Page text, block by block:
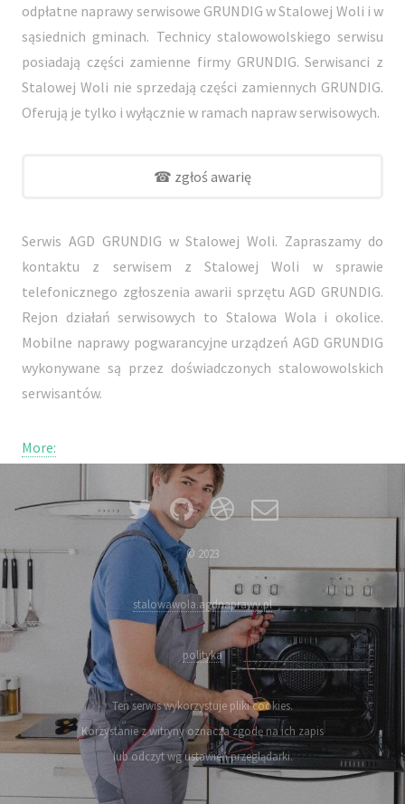
odpłatne naprawy serwisowe GRUNDIG w Stalowej Woli i w
sąsiednich gminach. Technicy stalowowolskiego serwisu
posiadają części zamienne firmy GRUNDIG. Serwisanci z
Stalowej Woli nie sprzedają części zamiennych GRUNDIG.
Oferują je tylko i wyłącznie w ramach napraw serwisowych.
☎ zgłoś awarię
Serwis AGD GRUNDIG w Stalowej Woli. Zapraszamy do
kontaktu z serwisem z Stalowej Woli w sprawie
telefonicznego zgłoszenia awarii sprzętu AGD GRUNDIG.
Rejon działań serwisowych to Stalowa Wola i okolice.
Mobilne naprawy pogwarancyjne urządzeń AGD GRUNDIG
wykonywane są przez doświadczonych stalowowolskich
serwisantów.
More:
© 2023
stalowawola.agdnaprawy.pl
polityka
Ten serwis wykorzystuje pliki cookies.
Korzystanie z witryny oznacza zgodę na ich zapis
lub odczyt wg ustawień przeglądarki.